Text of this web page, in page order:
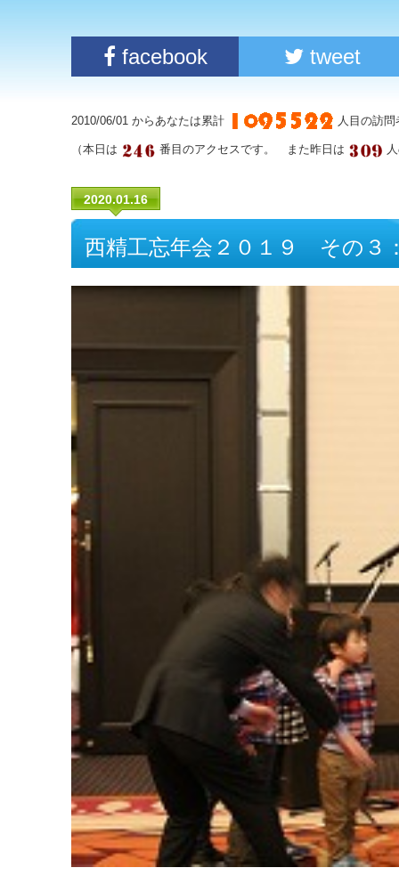
facebook tweet
2010/06/01 からあなたは累計 人目の訪
（本日は 番目のアクセスです。 また昨日は
2020.01.16
西精工忘年会２０１９ その３